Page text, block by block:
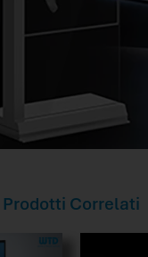
Prodotti Correlati